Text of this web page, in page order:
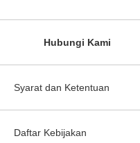
Hubungi Kami
Syarat dan Ketentuan
Daftar Kebijakan